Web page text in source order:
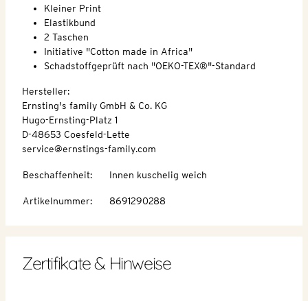
Kleiner Print
Elastikbund
2 Taschen
Initiative "Cotton made in Africa"
Schadstoffgeprüft nach "OEKO-TEX®"-Standard
Hersteller:
Ernsting's family GmbH & Co. KG
Hugo-Ernsting-Platz 1
D-48653 Coesfeld-Lette
service@ernstings-family.com
Beschaffenheit: Innen kuschelig weich
Artikelnummer: 8691290288
Zertifikate & Hinweise